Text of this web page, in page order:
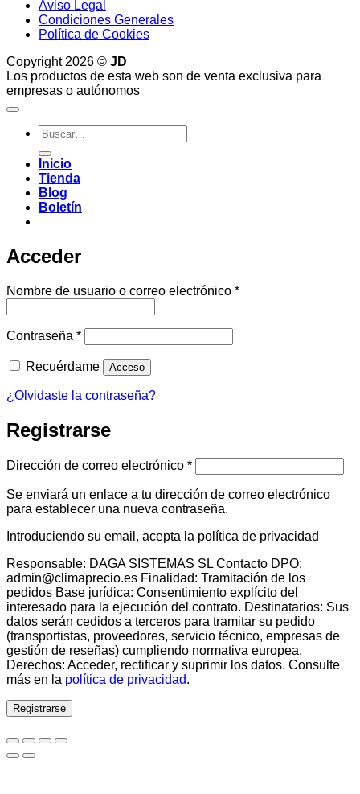
Aviso Legal
Condiciones Generales
Política de Cookies
Copyright 2026 © JD
Los productos de esta web son de venta exclusiva para
empresas o autónomos
Buscar
por:
Inicio
Tienda
Blog
Boletín
Acceder
Nombre de usuario o correo electrónico *Obligatorio
Contraseña *Obligatorio
Recuérdame Acceso
¿Olvidaste la contraseña?
Registrarse
Dirección de correo electrónico *Obligatorio
Se enviará un enlace a tu dirección de correo electrónico
para establecer una nueva contraseña.
Introduciendo su email, acepta la política de privacidad
Responsable: DAGA SISTEMAS SL Contacto DPO:
admin@climaprecio.es Finalidad: Tramitación de los
pedidos Base jurídica: Consentimiento explícito del
interesado para la ejecución del contrato. Destinatarios: Sus
datos serán cedidos a terceros para tramitar su pedido
(transportistas, proveedores, servicio técnico, empresas de
gestión de reseñas) cumpliendo normativa europea.
Derechos: Acceder, rectificar y suprimir los datos. Consulte
más en la política de privacidad.
Registrarse